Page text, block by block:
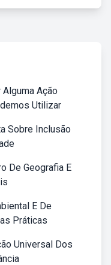
Ação
Utilizar
Sobre Inclusão
De Geografia E
E De
Práticas
Universal Dos